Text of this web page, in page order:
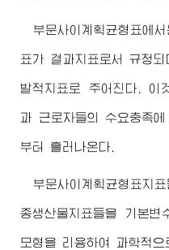
부문사이계획균형표에
표가 결과지표로서 규정
발적지표로 주어진다. 이
과 근로자들의 수요충족
부터 흘러나온다.
부문사이계획균형표지
종생산물지표들을 기본변
모형을 리용하여 과학적으